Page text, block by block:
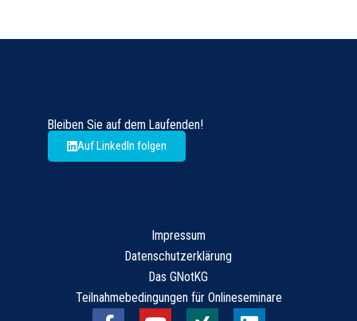
Bleiben Sie auf dem Laufenden​!
Auf LinkedIn folgen
Impressum
Datenschutzerklärung
Das GNotKG
Teilnahmebedingungen für Onlineseminare